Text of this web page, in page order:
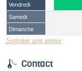
Vendredi
Samedi
Dimanche
Signaler une erreur
Contact